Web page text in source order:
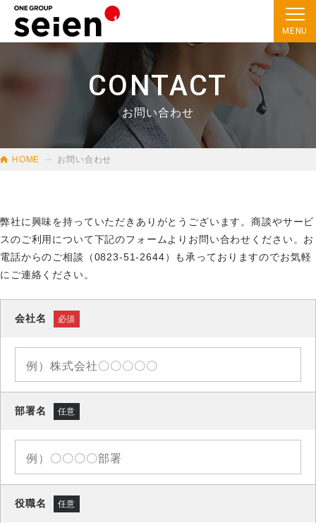
MENU
お知らせ
0823-51-2644
[受付時間] 9:00-17:00(平日)
CONTACT
お問い合わせ
HOME お問い合わせ
弊社に興味を持っていただきありがとうございます。商談やサービ
スのご利用について下記のフォームよりお問い合わせください。お
電話からのご相談（0823-51-2644）も承っておりますのでお気軽
にご連絡ください。
会社名 必須
部署名 任意
役職名 任意